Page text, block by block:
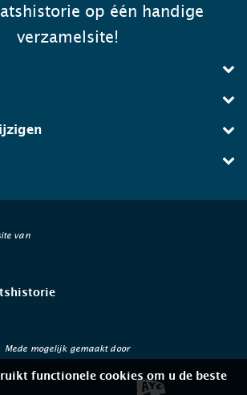
op één handige
verzamelsite!
van
Mede mogelijk gemaakt door
functionele cookies om u de beste